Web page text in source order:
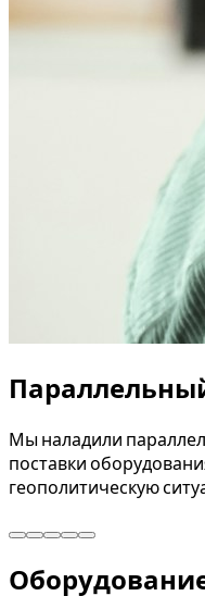
Мы наладили
поставки
геополитическую